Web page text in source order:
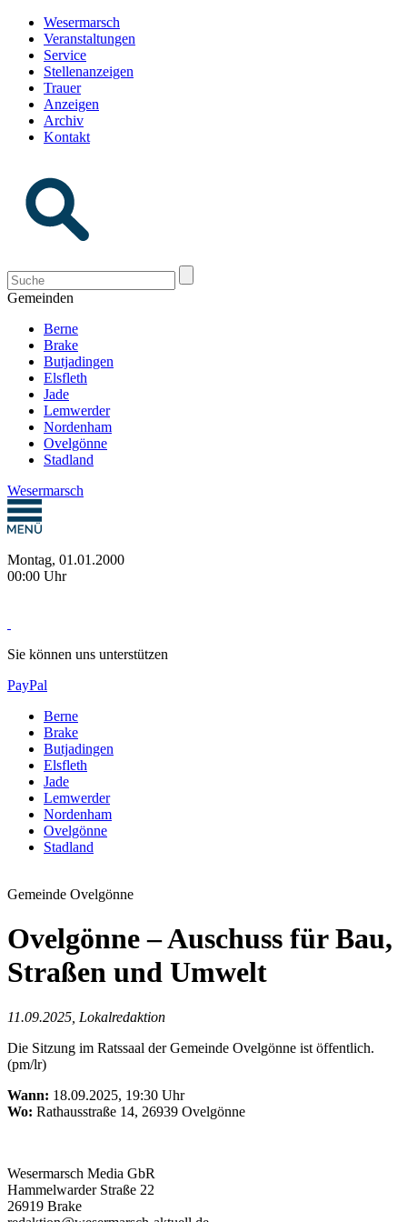
Wesermarsch
Veranstaltungen
Service
Stellenanzeigen
Trauer
Anzeigen
Archiv
Kontakt
Gemeinden
Berne
Brake
Butjadingen
Elsfleth
Jade
Lemwerder
Nordenham
Ovelgönne
Stadland
Wesermarsch
Montag, 01.01.2000
00:00 Uhr
Sie können uns unterstützen
PayPal
Berne
Brake
Butjadingen
Elsfleth
Jade
Lemwerder
Nordenham
Ovelgönne
Stadland
Gemeinde Ovelgönne
Ovelgönne – Auschuss für Bau,
Straßen und Umwelt
11.09.2025, Lokalredaktion
Die Sitzung im Ratssaal der Gemeinde Ovelgönne ist öffentlich.
(pm/lr)
Wann: 18.09.2025, 19:30 Uhr
Wo: Rathausstraße 14, 26939 Ovelgönne
Wesermarsch Media GbR
Hammelwarder Straße 22
26919 Brake